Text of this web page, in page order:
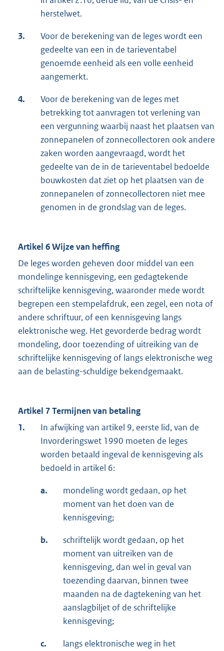
herstelwet.
3.
Voor de berekening van de leges wordt een
gedeelte van een in de tarieventabel
genoemde eenheid als een volle eenheid
aangemerkt.
4.
Voor de berekening van de leges met
betrekking tot aanvragen tot verlening van
een vergunning waarbij naast het plaatsen van
zonnepanelen of zonnecollectoren ook andere
zaken worden aangevraagd, wordt het
gedeelte van de in de tarieventabel bedoelde
bouwkosten dat ziet op het plaatsen van de
zonnepanelen of zonnecollectoren niet mee
genomen in de grondslag van de leges.
Artikel 6 Wijze van heffing
De leges worden geheven door middel van een
mondelinge kennisgeving, een gedagtekende
schriftelijke kennisgeving, waaronder mede wordt
begrepen een stempelafdruk, een zegel, een nota of
andere schriftuur, of een kennisgeving langs
elektronische weg. Het gevorderde bedrag wordt
mondeling, door toezending of uitreiking van de
schriftelijke kennisgeving of langs elektronische weg
aan de belasting-schuldige bekendgemaakt.
Artikel 7 Termijnen van betaling
1.
In afwijking van artikel 9, eerste lid, van de
Invorderingswet 1990 moeten de leges
worden betaald ingeval de kennisgeving als
bedoeld in artikel 6:
a.
mondeling wordt gedaan, op het
moment van het doen van de
kennisgeving;
b.
schriftelijk wordt gedaan, op het
moment van uitreiken van de
kennisgeving, dan wel in geval van
toezending daarvan, binnen twee
maanden na de dagtekening van het
aanslagbiljet of de schriftelijke
kennisgeving;
c.
langs elektronische weg in het